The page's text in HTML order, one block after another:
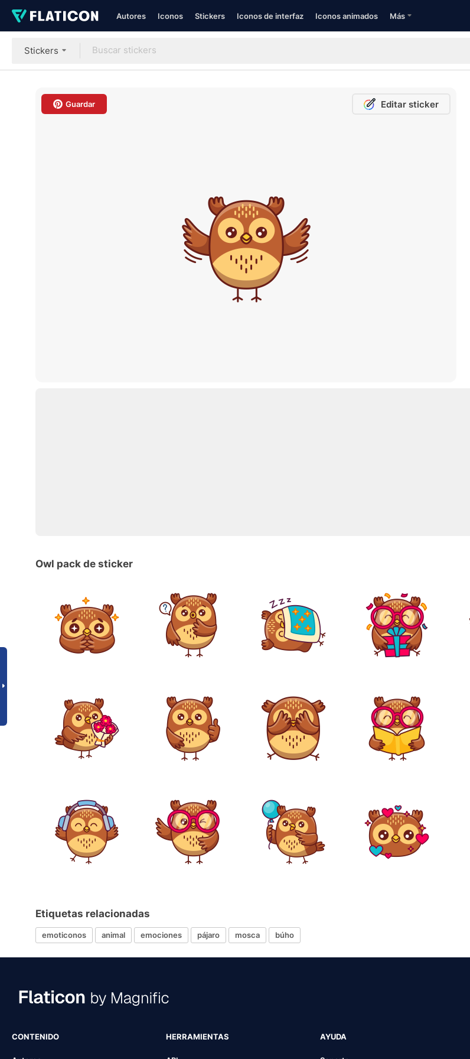
Autores Iconos Stickers Iconos de interfaz Iconos animados Más
Stickers
Guardar Editar sticker
Owl pack de sticker
Etiquetas relacionadas
emoticonos animal emociones pájaro mosca búho
CONTENIDO HERRAMIENTAS AYUDA